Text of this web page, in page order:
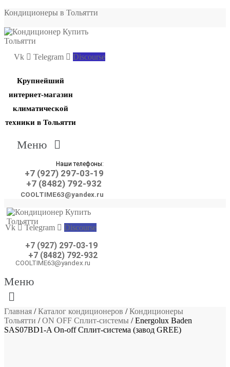
Кондиционеры в Тольятти
Vk Telegram Discourse
Крупнейший
интернет-магазин
климатической
техники в Тольятти
Меню
Наши телефоны:
+7 (927) 297-03-19
+7 (8482) 792-932
COOLTIME63@yandex.ru
Vk Telegram Discourse
+7 (927) 297-03-19
+7 (8482) 792-932
COOLTIME63@yandex.ru
Меню
Главная /Каталог кондиционеров /Кондиционеры
Тольятти /ON OFF Сплит-системы / Energolux Baden
SAS07BD1-A On-off Сплит-система (завод GREE)